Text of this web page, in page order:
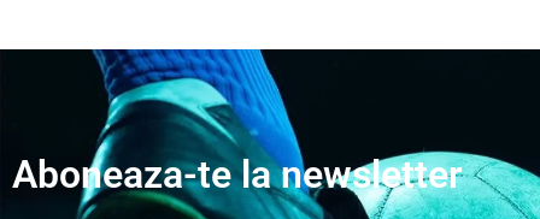
Aboneaza-te la newsletter